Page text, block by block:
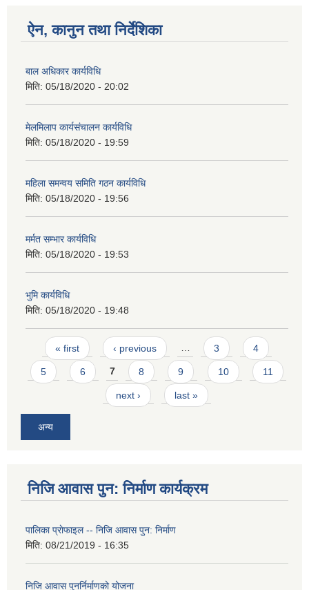
ऐन, कानुन तथा निर्देशिका
बाल अधिकार कार्यविधि
मिति: 05/18/2020 - 20:02
मेलमिलाप कार्यसंचालन कार्यविधि
मिति: 05/18/2020 - 19:59
महिला समन्वय समिति गठन कार्यविधि
मिति: 05/18/2020 - 19:56
मर्मत सम्भार कार्यविधि
मिति: 05/18/2020 - 19:53
भुमि कार्यविधि
मिति: 05/18/2020 - 19:48
Pages
« first ‹ previous … 3 4
5 6 7 8 9 10 11
next › last »
अन्य
निजि आवास पुन: निर्माण कार्यक्रम
पालिका प्राेफाइल -- निजि आवास पुन: निर्माण
मिति: 08/21/2019 - 16:35
निजि आवास पुनर्निर्माणको योजना